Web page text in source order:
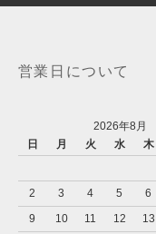
営業日について
2026年8月
日
月 火 水 木
2
3 4 5 6
9
10 11 12 13